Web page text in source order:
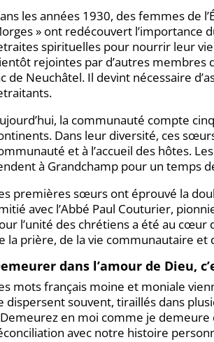
les années 1930, des femmes de
» ont redécouvert l’importance
spirituelles pour nourrir leur
rejointes par d’autres
de Neuchâtel. Il devint nécessaire
la communauté compte
Dans leur diversité, ces
et à l’accueil des hôtes.
à Grandchamp pour un temps
premières sœurs ont éprouvé la
avec l’Abbé Paul Couturier,
l’unité des chrétiens a été au cœur
la prière, de la vie communautaire
dans l’amour de Dieu,
mots français moine et moniale
dispersent souvent, tiraillés dans
en moi comme je demeure
avec notre histoire